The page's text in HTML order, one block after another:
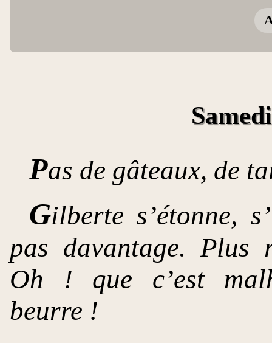
Pas de gâteaux, de
Gilberte s’étonne,
pas davantage. Plus
Oh ! que c’est
beurre !